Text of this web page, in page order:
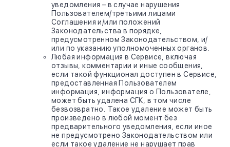
уведомления – в случае нарушения
Пользователем/третьими лицами
Соглашения и/или положений
Законодательства в порядке,
предусмотренном Законодательством, и/
или по указанию уполномоченных органов.
Любая информация в Сервисе, включая
отзывы, комментарии и иные сообщения,
если такой функционал доступен в Сервисе,
предоставленная Пользователем
информация, информация о Пользователе,
может быть удалена СГК, в том числе
безвозвратно. Такое удаление может быть
произведено в любой момент без
предварительного уведомления, если иное
не предусмотрено Законодательством или
если такое удаление не нарушает прав